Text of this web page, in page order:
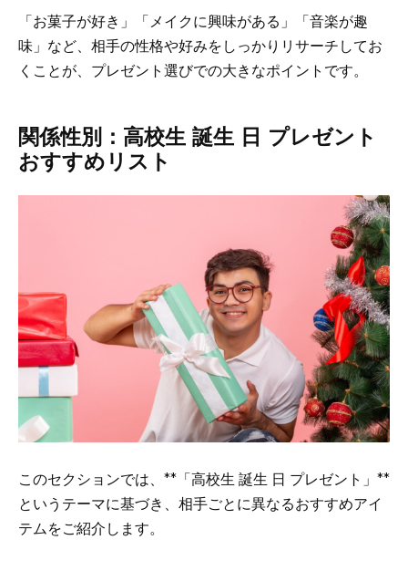
「お菓子が好き」「メイクに興味がある」「音楽が趣
味」など、相手の性格や好みをしっかりリサーチしてお
くことが、プレゼント選びでの大きなポイントです。
関係性別：高校生 誕生 日 プレゼント
おすすめリスト
このセクションでは、**「高校生 誕生 日 プレゼント」**
というテーマに基づき、相手ごとに異なるおすすめアイ
テムをご紹介します。